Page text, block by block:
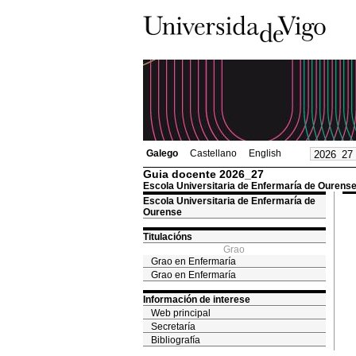
Galego Castellano English
Guia docente 2026_27
Escola Universitaria de Enfermaría de Ourense
Escola Universitaria de Enfermaría de
Ourense
Titulacións
Grao
Grao en Enfermaría
Grao en Enfermaría
Información de interese
Web principal
Secretaría
Bibliografía